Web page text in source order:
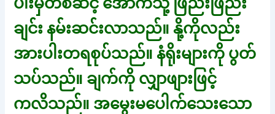
ချင်း နမ်းဆင်းလာသည်။ နို့ကိုလည်း
အားပါးတရစုပ်သည်။ နံရိုးများကို ပွတ်
သပ်သည်။ ချက်ကို လျှာဖျားဖြင့်
ကလိသည်။ အမွေးမပေါက်သေးသော